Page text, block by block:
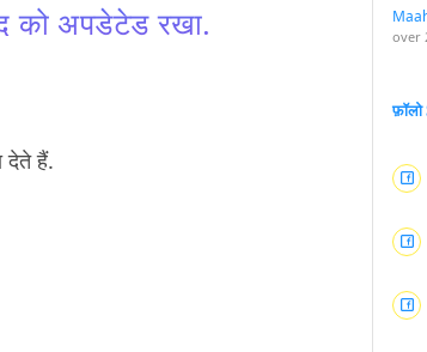
को अपडेटेड रखा.
देते हैं.
over
फ़ॉलो